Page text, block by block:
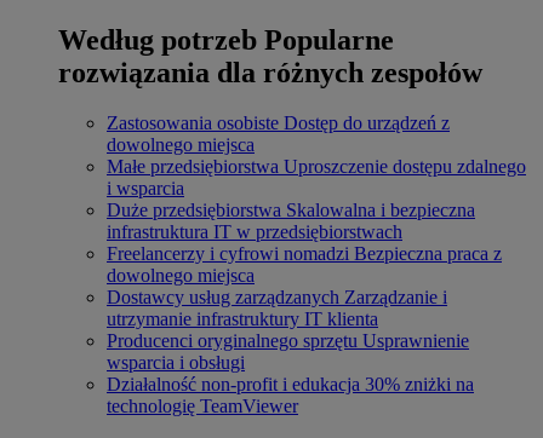
Według potrzeb Popularne
rozwiązania dla różnych zespołów
Zastosowania osobiste Dostęp do urządzeń z
dowolnego miejsca
Małe przedsiębiorstwa Uproszczenie dostępu zdalnego
i wsparcia
Duże przedsiębiorstwa Skalowalna i bezpieczna
infrastruktura IT w przedsiębiorstwach
Freelancerzy i cyfrowi nomadzi Bezpieczna praca z
dowolnego miejsca
Dostawcy usług zarządzanych Zarządzanie i
utrzymanie infrastruktury IT klienta
Producenci oryginalnego sprzętu Usprawnienie
wsparcia i obsługi
Działalność non-profit i edukacja 30% zniżki na
technologię TeamViewer